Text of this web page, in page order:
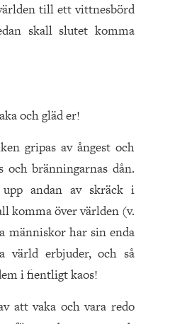
till ett vittnesbörd
skall slutet komma
och gläd er!
gripas av ångest och
och bränningarnas dån.
andan av skräck i
komma över världen (v.
människor har sin enda
värld erbjuder, och så
i fientligt kaos!
att vaka och vara redo